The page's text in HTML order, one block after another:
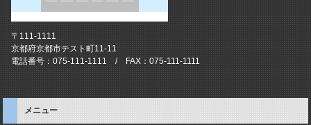
〒111-1111
京都府京都市テスト町11-11
電話番号：075-111-1111 / FAX：075-111-1111
メニュー